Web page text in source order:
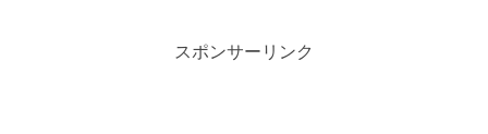
スポンサーリンク